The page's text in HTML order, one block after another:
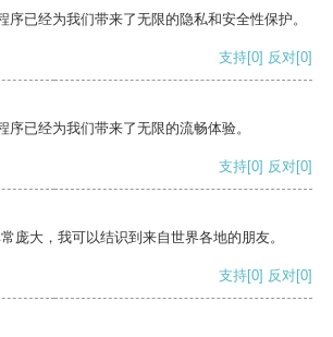
序已经为我们带来了无限的隐私和安全性保护。
支持[0] 反对[0]
序已经为我们带来了无限的流畅体验。
支持[0] 反对[0]
庞大，我可以结识到来自世界各地的朋友。
支持[0] 反对[0]